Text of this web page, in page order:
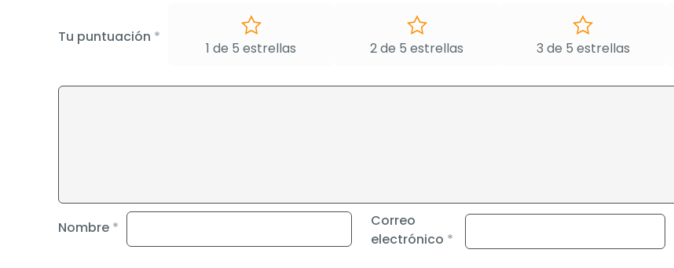
Tu puntuación *
1 de 5 estrellas 2 de 5 estrellas 3 de 5 estrellas
Nombre *
Correo
electrónico *